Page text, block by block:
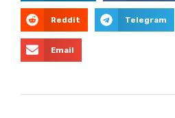
Reddit Telegram
Email